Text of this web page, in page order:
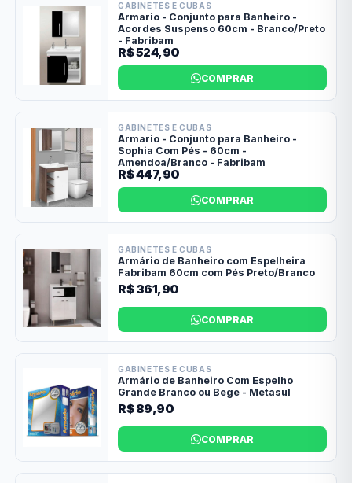
GABINETES E CUBAS
Armario - Conjunto para Banheiro -
Acordes Suspenso 60cm - Branco/Preto
- Fabribam
R$ 524,90
COMPRAR
GABINETES E CUBAS
Armario - Conjunto para Banheiro -
Sophia Com Pés - 60cm -
Amendoa/Branco - Fabribam
R$ 447,90
COMPRAR
GABINETES E CUBAS
Armário de Banheiro com Espelheira
Fabribam 60cm com Pés Preto/Branco
R$ 361,90
COMPRAR
GABINETES E CUBAS
Armário de Banheiro Com Espelho
Grande Branco ou Bege - Metasul
R$ 89,90
COMPRAR